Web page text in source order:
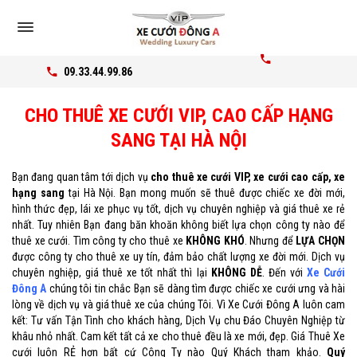
09.33.44.99.86
CHO THUÊ XE CƯỚI VIP, CAO CẤP HẠNG
SANG TẠI HÀ NỘI
Bạn đang quan tâm tới dịch vụ cho thuê xe cưới VIP, xe cưới cao cấp, xe
hạng sang tại Hà Nội. Bạn mong muốn sẽ thuê được chiếc xe đời mới,
hình thức đẹp, lái xe phục vụ tốt, dịch vụ chuyên nghiệp và giá thuê xe rẻ
nhất. Tuy nhiên Bạn đang băn khoăn không biết lựa chọn công ty nào để
thuê xe cưới. Tìm công ty cho thuê xe KHÔNG KHÓ . Nhưng để LỰA CHỌN
được công ty cho thuê xe uy tín, đảm bảo chất lượng xe đời mới. Dịch vụ
chuyên nghiệp, giá thuê xe tốt nhất thì lại KHÔNG DỄ. Đến với Xe Cưới
Đông A chúng tôi tin chắc Bạn sẽ dàng tìm được chiếc xe cưới ưng và hài
lòng về dịch vụ và giá thuê xe của chúng Tôi. Vì Xe Cưới Đông A luôn cam
kết: Tư vấn Tận Tình cho khách hàng, Dịch Vụ chu Đáo Chuyên Nghiệp từ
khâu nhỏ nhất. Cam kết tất cả xe cho thuê đều là xe mới, đẹp. Giá Thuê Xe
cưới luôn RẺ hơn bất cứ Công Ty nào Quý Khách tham khảo. Quý